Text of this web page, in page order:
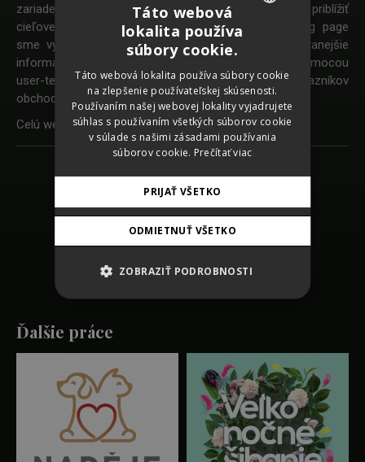
zariadeniach. Pri redizajne sme sa snažili čo najviac priblížiť
cieľovej skupine zákazníkov COOP Jednota. Landing page
sme vyskladali z prvkov ktoré obsahujú najvyhľadávanejšie
informácie. Správnosť návrhu bola skontrlovaná pomocou
user-testingu a eye-trakingu skutočných zákazníkov
obchodného reťazca.
Celú webstránku si môžete pozriet nawww.coop.sk
Späť na zoznam prác
SHARE
Ďalšie práce
GERMAN
ENGLISH
Táto webová
lokalita používa
súbory cookie.
Táto webová lokalita používa súbory cookie
na zlepšenie používateľskej skúsenosti.
Používaním našej webovej lokality vyjadrujete
súhlas s používaním všetkých súborov cookie
v súlade s našimi zásadami používania
súborov cookie. Prečítať viac
PRIJAŤ VŠETKO
ODMIETNUŤ VŠETKO
ZOBRAZIŤ PODROBNOSTI